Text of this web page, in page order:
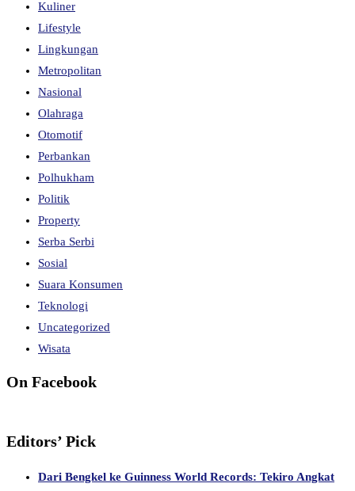
Kuliner
Lifestyle
Lingkungan
Metropolitan
Nasional
Olahraga
Otomotif
Perbankan
Polhukham
Politik
Property
Serba Serbi
Sosial
Suara Konsumen
Teknologi
Uncategorized
Wisata
On Facebook
Editors’ Pick
Dari Bengkel ke Guinness World Records: Tekiro Angkat